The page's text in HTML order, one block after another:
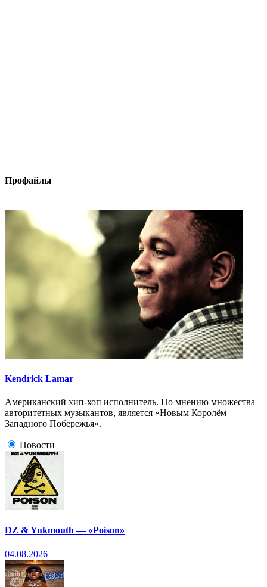
Профайлы
Kendrick Lamar
Американский хип-хоп исполнитель. По мнению множества
авторитетных музыкантов, является «Новым Королём
Западного Побережья».
Новости
DZ & Yukmouth — «Poison»
04.08.2026